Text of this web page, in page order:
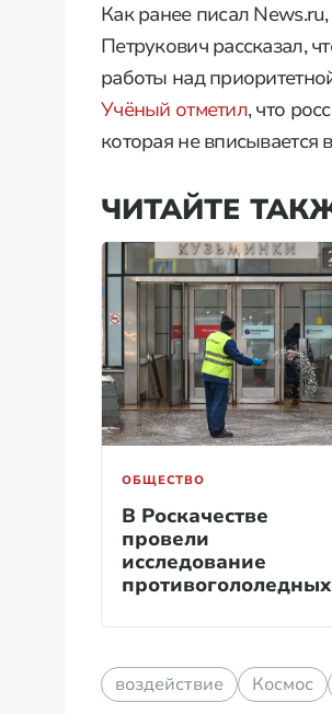
Как ранее писал
Петрукович рассказал,
работы над
Учёный отметил, что
которая не вписывается
ЧИТАЙТЕ
ОБЩЕСТВО
В Роскачестве
провели
исследование
противогололедных
воздействие Космос